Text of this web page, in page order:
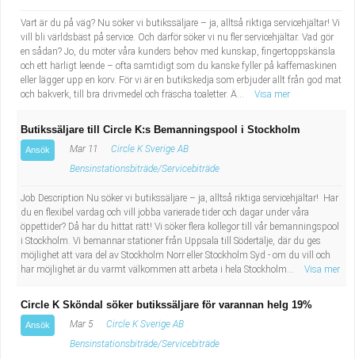
Vart är du på väg? Nu söker vi butikssäljare – ja, alltså riktiga servicehjältar! Vi
vill bli världsbäst på service. Och därför söker vi nu fler servicehjältar. Vad gör
en sådan? Jo, du möter våra kunders behov med kunskap, fingertoppskänsla
och ett härligt leende – ofta samtidigt som du kanske fyller på kaffemaskinen
eller lägger upp en korv. För vi är en butikskedja som erbjuder allt från god mat
och bakverk, till bra drivmedel och fräscha toaletter. Ä...
Visa mer
Butikssäljare till Circle K:s Bemanningspool i Stockholm
Ansök Mar 11
Circle K Sverige AB
Bensinstationsbiträde/Servicebiträde
Job Description Nu söker vi butikssäljare – ja, alltså riktiga servicehjältar! Har
du en flexibel vardag och vill jobba varierade tider och dagar under våra
öppettider? Då har du hittat rätt! Vi söker flera kollegor till vår bemanningspool
i Stockholm. Vi bemannar stationer från Uppsala till Södertälje, där du ges
möjlighet att vara del av Stockholm Norr eller Stockholm Syd - om du vill och
har möjlighet är du varmt välkommen att arbeta i hela Stockholm...
Visa mer
Circle K Sköndal söker butikssäljare för varannan helg 19%
Ansök Mar 5
Circle K Sverige AB
Bensinstationsbiträde/Servicebiträde